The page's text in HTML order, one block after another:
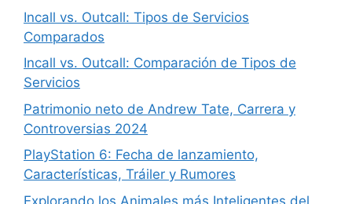
Incall vs. Outcall: Tipos de Servicios
Comparados
Incall vs. Outcall: Comparación de Tipos de
Servicios
Patrimonio neto de Andrew Tate, Carrera y
Controversias 2024
PlayStation 6: Fecha de lanzamiento,
Características, Tráiler y Rumores
Explorando los Animales más Inteligentes del